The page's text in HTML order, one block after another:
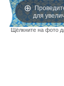
для
Щёлкните на фото